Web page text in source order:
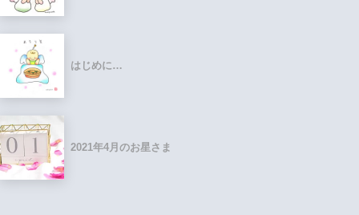
はじめに…
2021年4月のお星さま